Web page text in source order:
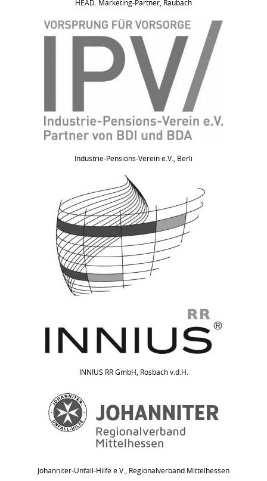
HEAD. Marketing-Partner, Raubach
Industrie-Pensions-Verein e.V., Berli
INNIUS RR GmbH, Rosbach v.d.H.
Johanniter-Unfall-Hilfe e.V., Regionalverband Mittelhessen